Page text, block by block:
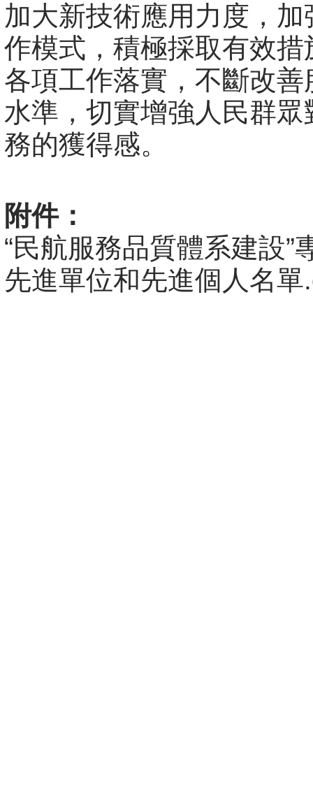
加大新技術應用力度，加
作模式，積極採取有效措
各項工作落實，不斷改善
水準，切實增強人民群眾
務的獲得感。
附件：
“民航服務品質體系建設”
先進單位和先進個人名單